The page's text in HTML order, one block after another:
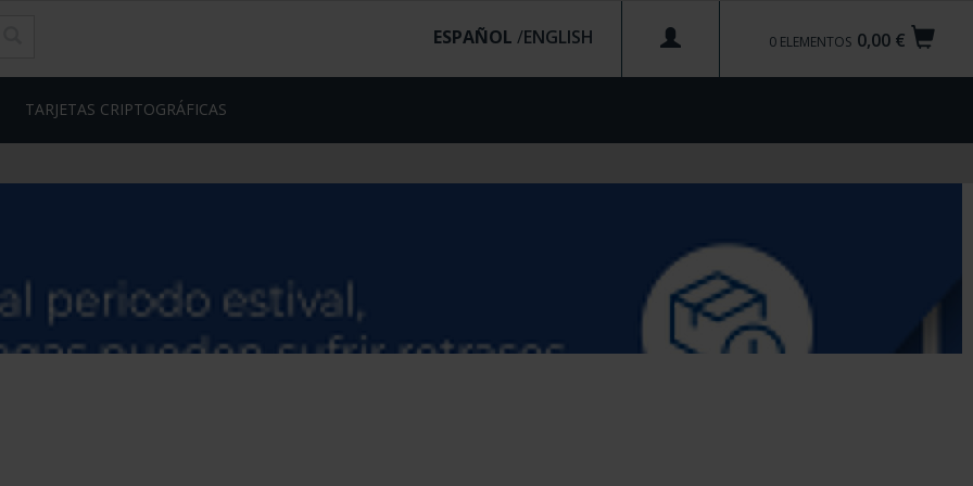
0,00 €
0 ELEMENTOS
ESPAÑOL /
TARJETAS CRIPTOGRÁFICAS